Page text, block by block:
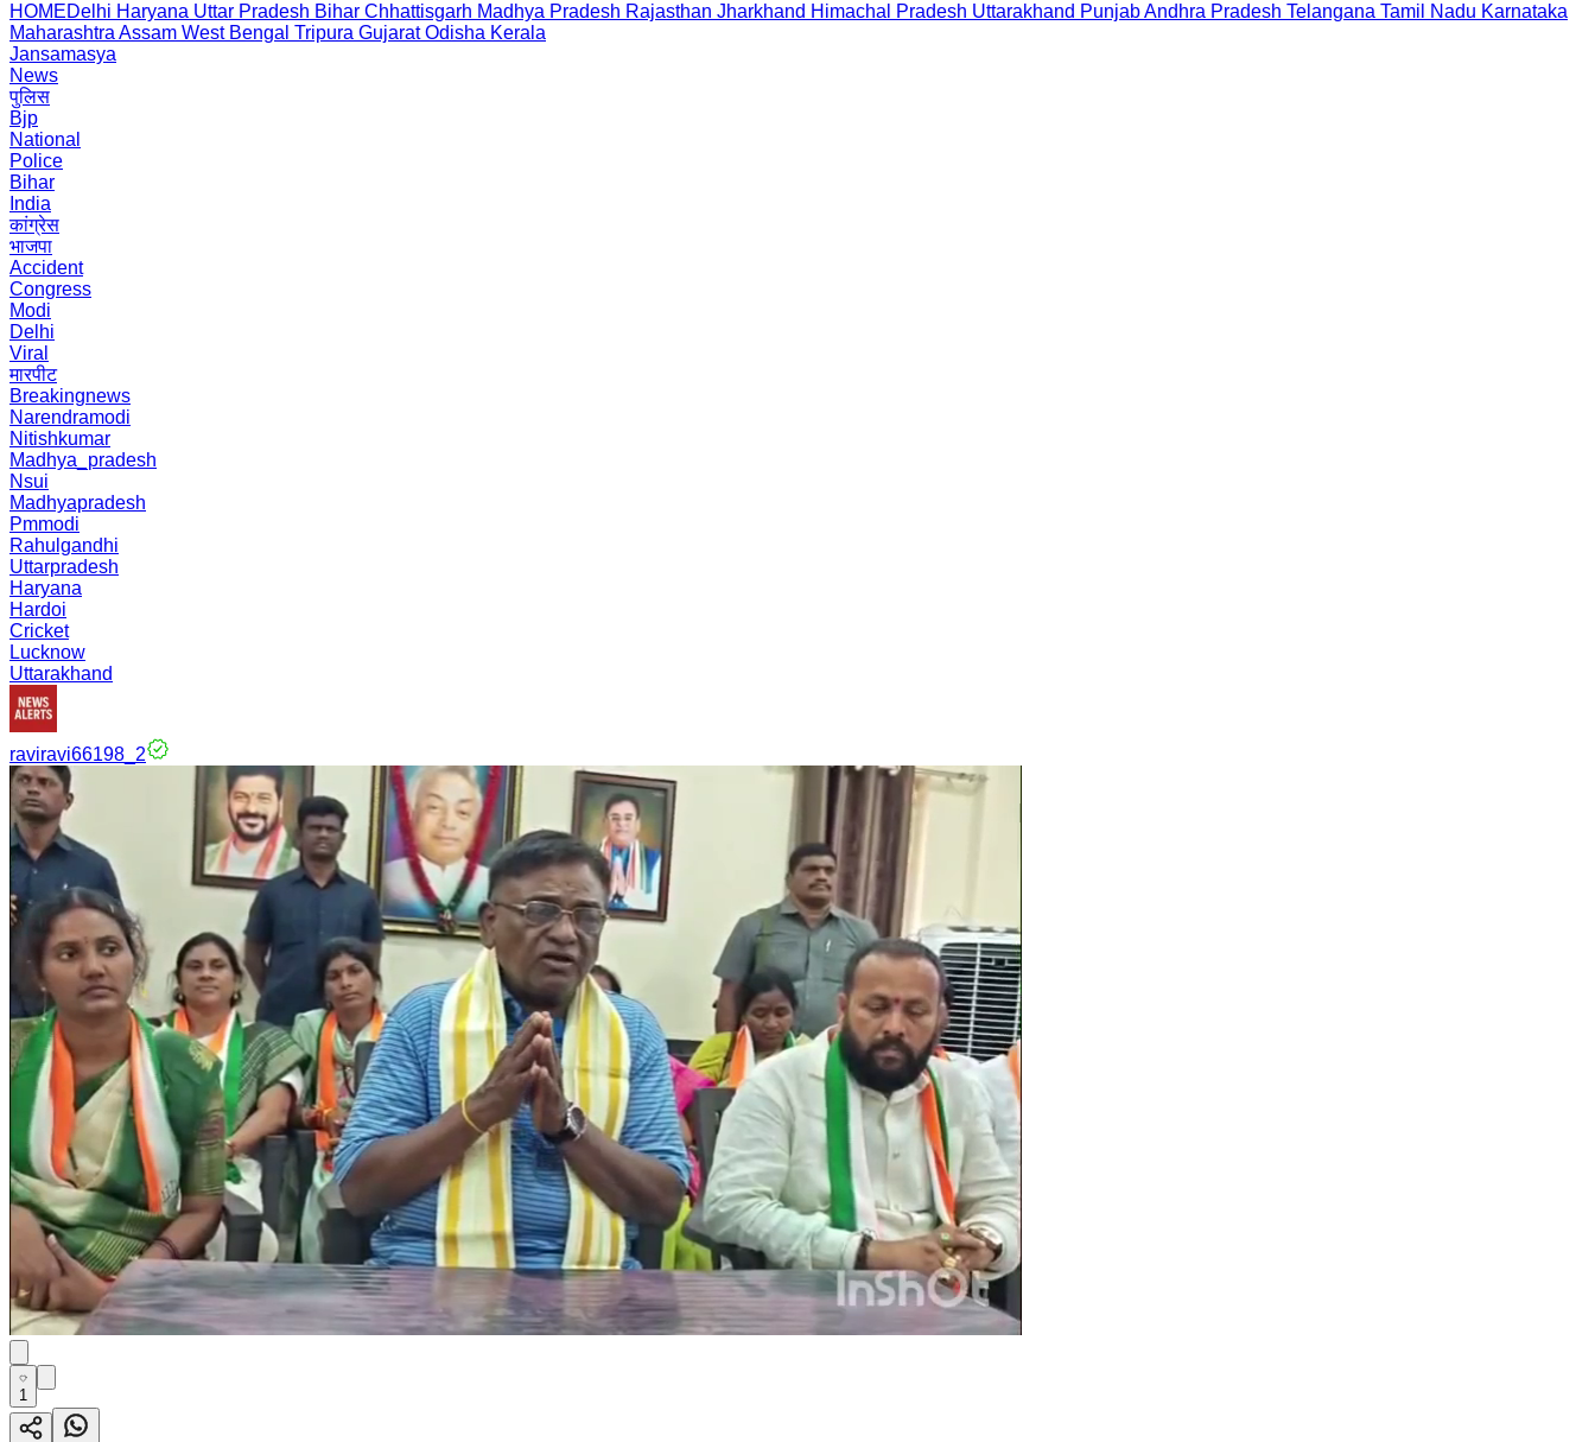
HOMEDelhi Haryana Uttar Pradesh Bihar Chhattisgarh Madhya Pradesh Rajasthan Jharkhand Himachal Pradesh Uttarakhand PunjabAndhra Pradesh Telangana Tamil Nadu Karnataka
Maharashtra Assam West Bengal Tripura Gujarat Odisha Kerala
Jansamasya
News
पुलिस
Bjp
National
Police
Bihar
India
कांग्रेस
भाजपा
Accident
Congress
Modi
Delhi
Viral
मारपीट
Breakingnews
Narendramodi
Nitishkumar
Madhya_pradesh
Nsui
Madhyapradesh
Pmmodi
Rahulgandhi
Uttarpradesh
Haryana
Hardoi
Cricket
Lucknow
Uttarakhand
raviravi66198_2
1